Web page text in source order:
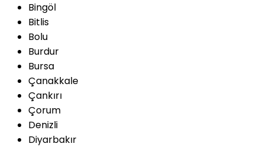
Bingöl
Bitlis
Bolu
Burdur
Bursa
Çanakkale
Çankırı
Çorum
Denizli
Diyarbakır